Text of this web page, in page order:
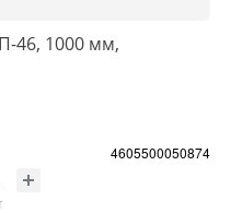
46, 1000 мм,
4605500050874